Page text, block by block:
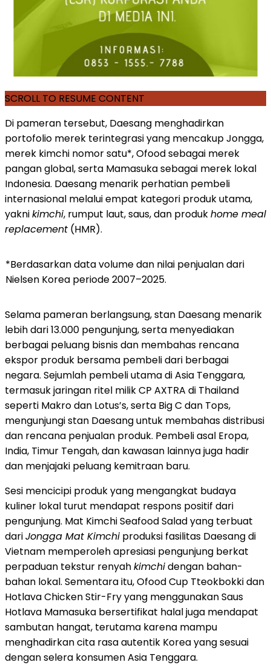
SCROLL TO RESUME CONTENT
Di pameran tersebut, Daesang menghadirkan
portofolio merek terintegrasi yang mencakup Jongga,
merek kimchi nomor satu*, Ofood sebagai merek
pangan global, serta Mamasuka sebagai merek lokal
Indonesia. Daesang menarik perhatian pembeli
internasional melalui empat kategori produk utama,
yaknikimchi, rumput laut, saus, dan produkhome meal
replacement (HMR).
*Berdasarkan data volume dan nilai penjualan dari
Nielsen Korea periode 2007–2025.
Selama pameran berlangsung, stan Daesang menarik
lebih dari 13.000 pengunjung, serta menyediakan
berbagai peluang bisnis dan membahas rencana
ekspor produk bersama pembeli dari berbagai
negara. Sejumlah pembeli utama di Asia Tenggara,
termasuk jaringan ritel milik CP AXTRA di Thailand
seperti Makro dan Lotus’s, serta Big C dan Tops,
mengunjungi stan Daesang untuk membahas distribusi
dan rencana penjualan produk. Pembeli asal Eropa,
India, Timur Tengah, dan kawasan lainnya juga hadir
dan menjajaki peluang kemitraan baru.
Sesi mencicipi produk yang mengangkat budaya
kuliner lokal turut mendapat respons positif dari
pengunjung. Mat Kimchi Seafood Salad yang terbuat
dariJongga Mat Kimchi produksi fasilitas Daesang di
Vietnam memperoleh apresiasi pengunjung berkat
perpaduan tekstur renyahkimchidengan bahan-
bahan lokal. Sementara itu, Ofood Cup Tteokbokki dan
Hotlava Chicken Stir-Fry yang menggunakan Saus
Hotlava Mamasuka bersertifikat halal juga mendapat
sambutan hangat, terutama karena mampu
menghadirkan cita rasa autentik Korea yang sesuai
dengan selera konsumen Asia Tenggara.